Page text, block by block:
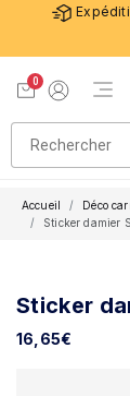
0
Accueil Déco
Sticker damier
Sticker
16,65€